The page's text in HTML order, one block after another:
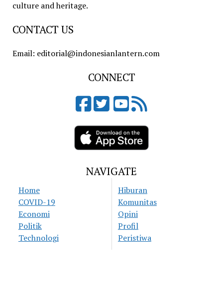
culture and heritage.
CONTACT US
Email: editorial@indonesianlantern.com
CONNECT
NAVIGATE
Home
COVID-19
Economi
Politik
Technologi
Hiburan
Komunitas
Opini
Profil
Peristiwa